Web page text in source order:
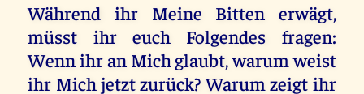
Während ihr Meine Bitten erwägt,
müsst ihr euch Folgendes fragen:
Wenn ihr an Mich glaubt, warum weist
ihr Mich jetzt zurück? Warum zeigt ihr